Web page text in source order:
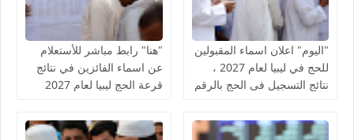
"اليوم" اعلان اسماء المقبولين
للحج في ليبيا لعام 2027 ،
نتائج التسجيل فى الحج بالرقم
بالمناطق
"هنا" رابط مباشر للأستعلام
عن اسماء الفائزين في نتائج
قرعة الحج ليبيا لعام 2027
في منصة حجاج